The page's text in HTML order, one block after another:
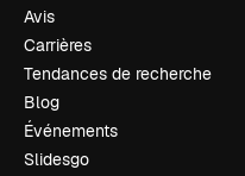
Avis
Carrières
Tendances de recherche
Blog
Événements
Slidesgo